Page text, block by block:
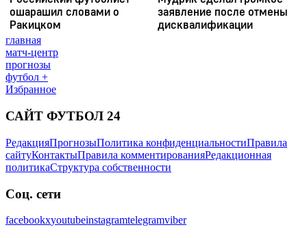
главная
матч-центр
прогнозы
футбол +
Избранное
САЙТ ФУТБОЛ 24
РедакцияПрогнозыПолитика конфиденциальностиПравила
сайтуКонтактыПравила комментированияРедакционная
политикаСтруктура собственности
Соц. сети
facebookxyoutubeinstagramtelegramviber